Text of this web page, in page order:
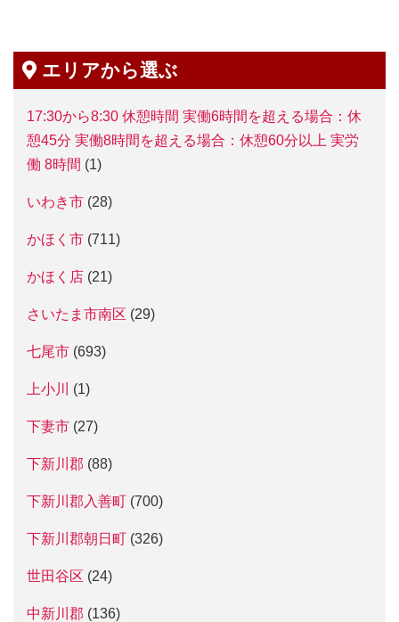
エリアから選ぶ
17:30から8:30 休憩時間 実働6時間を超える場合：休
憩45分 実働8時間を超える場合：休憩60分以上 実労
働 8時間 (1)
いわき市 (28)
かほく市 (711)
かほく店 (21)
さいたま市南区 (29)
七尾市 (693)
上小川 (1)
下妻市 (27)
下新川郡 (88)
下新川郡入善町 (700)
下新川郡朝日町 (326)
世田谷区 (24)
中新川郡 (136)